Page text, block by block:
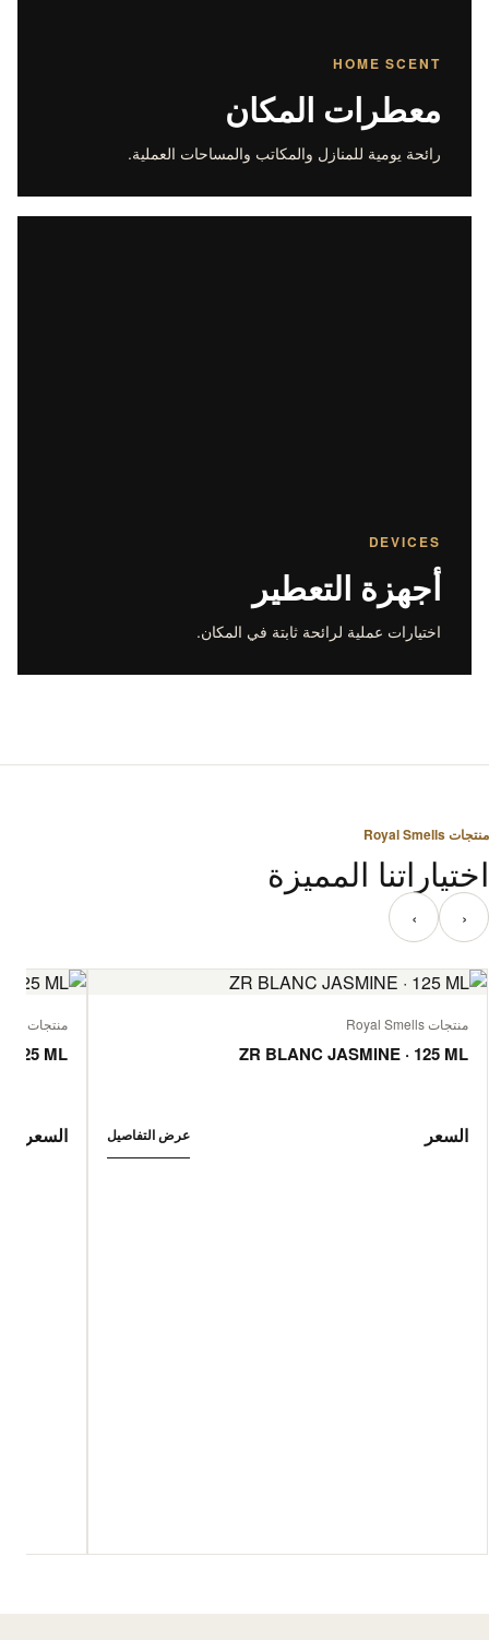
HOME SCENT
معطرات المكان
رائحة يومية للمنازل والمكاتب والمساحات العملية.
DEVICES
أجهزة التعطير
اختيارات عملية لرائحة ثابتة في المكان.
منتجات Royal Smells
اختياراتنا المميزة
‹ ›
منتجات Royal Smells
ZR BLANC JASMINE · 125 ML
السعر عرض التفاصيل
منتجات Royal Smells
125 ML
السعر